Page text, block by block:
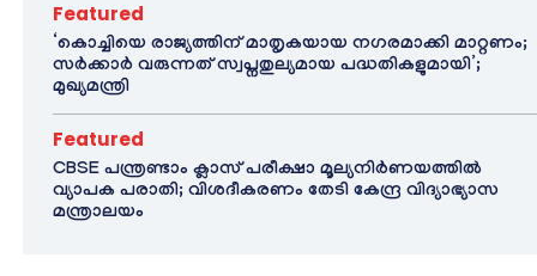
Featured
‘കൊച്ചിയെ രാജ്യത്തിന് മാതൃകയായ നഗരമാക്കി മാറ്റണം;
സർക്കാർ വരുന്നത് സ്വപ്നതുല്യമായ പദ്ധതികളുമായി’;
മുഖ്യമന്ത്രി
Featured
CBSE പന്ത്രണ്ടാം ക്ലാസ് പരീക്ഷാ മൂല്യനിർണയത്തിൽ
വ്യാപക പരാതി; വിശദീകരണം തേടി കേന്ദ്ര വിദ്യാഭ്യാസ
മന്ത്രാലയം